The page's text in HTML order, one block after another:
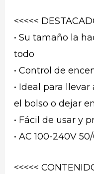
<<<<<
• Su tamaño la
todo
• Control de
• Ideal para
el bolso o dejar
• Fácil de usar y
• AC 100-240V
<<<<<